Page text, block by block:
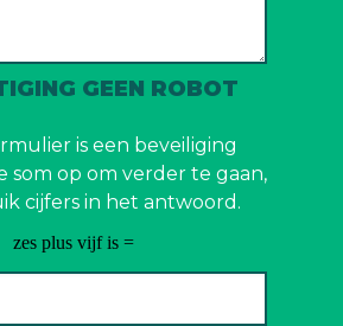
GEEN ROBOT
is een beveiliging
som op om verder te gaan,
cijfers in het antwoord.